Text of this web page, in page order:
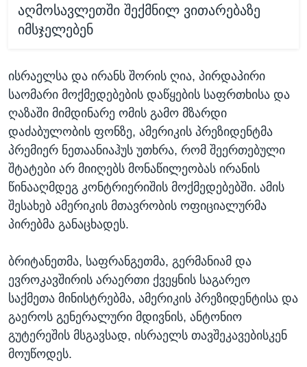
აღმოსავლეთში შექმნილ ვითარებაზე
იმსჯელებენ
ისრაელსა და ირანს შორის ღია, პირდაპირი
საომარი მოქმედებების დაწყების საფრთხისა და
ღაზაში მიმდინარე ომის გამო მზარდი
დაძაბულობის ფონზე, ამერიკის პრეზიდენტმა
პრემიერ ნეთაანიაჰუს უთხრა, რომ შეერთებული
შტატები არ მიიღებს მონაწილეობას ირანის
წინააღმდეგ კონტრიერიშის მოქმედებებში. ამის
შესახებ ამერიკის მთავრობის ოფიციალურმა
პირებმა განაცხადეს.
ბრიტანეთმა, საფრანგეთმა, გერმანიამ და
ევროკავშირის არაერთი ქვეყნის საგარეო
საქმეთა მინისტრებმა, ამერიკის პრეზიდენტისა და
გაეროს გენერალური მდივნის, ანტონიო
გუტერეშის მსგავსად, ისრაელს თავშეკავებისკენ
მოუწოდეს.